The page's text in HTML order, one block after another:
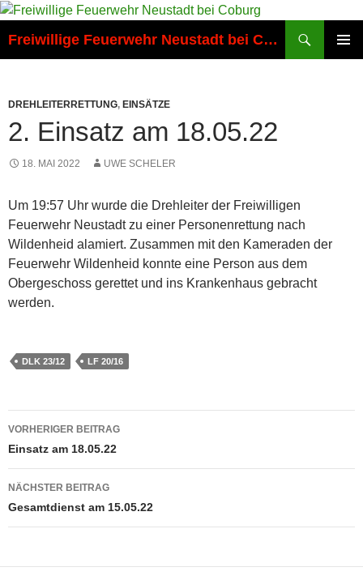
Zum
springen
Freiwillige Feuerwehr Neustadt bei Coburg
DREHLEITERRETTUNG, EINSÄTZE
2. Einsatz am 18.05.22
18. MAI 2022 UWE SCHELER
Um 19:57 Uhr wurde die Drehleiter der Freiwilligen
Feuerwehr Neustadt zu einer Personenrettung nach
Wildenheid alamiert. Zusammen mit den Kameraden der
Feuerwehr Wildenheid konnte eine Person aus dem
Obergeschoss gerettet und ins Krankenhaus gebracht
werden.
DLK 23/12 LF 20/16
Beitragsnavigation
VORHERIGER BEITRAG
Einsatz am 18.05.22
NÄCHSTER BEITRAG
Gesamtdienst am 15.05.22